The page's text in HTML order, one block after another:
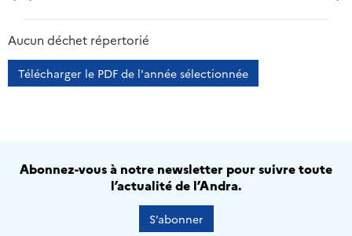
2013 2014
Aucun déchet répertorié
Télécharger le PDF de l'année sélectionnée
Abonnez-vous à notre newsletter pour suivre toute
l’actualité de l’Andra.
S’abonner